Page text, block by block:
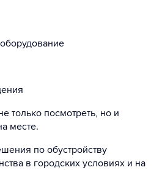
только посмотреть, но и
месте.
по обустройству
в городских условиях и на